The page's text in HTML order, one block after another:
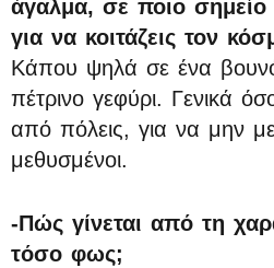
άγαλμα, σε ποιο
για να κοιτάζεις τον
Κάπου ψηλά σε ένα
πέτρινο γεφύρι. Γενικά
από πόλεις, για να μην
μεθυσμένοι.
-Πώς γίνεται από τη
τόσο φως;